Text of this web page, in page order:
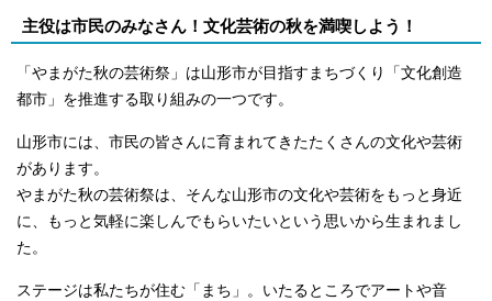
主役は市民のみなさん！文化芸術の秋を満喫しよう！
「やまがた秋の芸術祭」は山形市が目指すまちづくり「文化創造
都市」を推進する取り組みの一つです。
山形市には、市民の皆さんに育まれてきたたくさんの文化や芸術
があります。
やまがた秋の芸術祭は、そんな山形市の文化や芸術をもっと身近
に、もっと気軽に楽しんでもらいたいという思いから生まれまし
た。
ステージは私たちが住む「まち」。いたるところでアートや音